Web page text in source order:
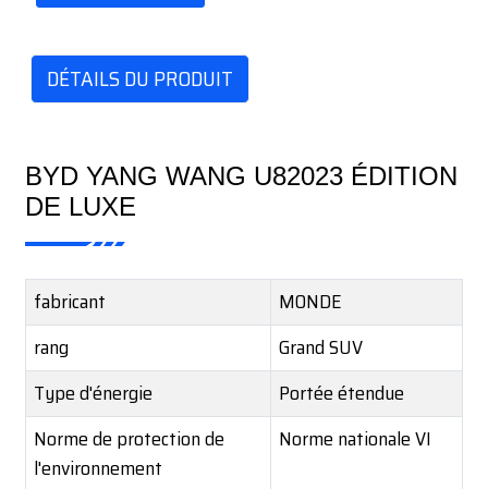
DÉTAILS DU PRODUIT
BYD YANG WANG U82023 ÉDITION
DE LUXE
fabricant
MONDE
rang
Grand SUV
Type d'énergie
Portée étendue
Norme de protection de
l'environnement
Norme nationale VI